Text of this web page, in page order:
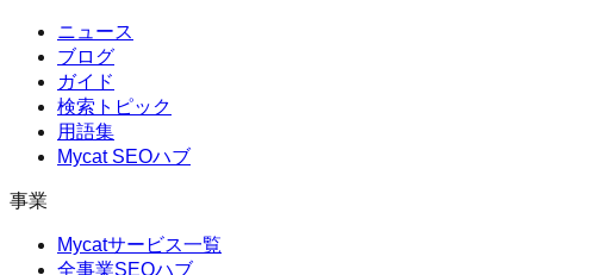
ニュース
ブログ
ガイド
検索トピック
用語集
Mycat SEOハブ
事業
Mycatサービス一覧
全事業SEOハブ